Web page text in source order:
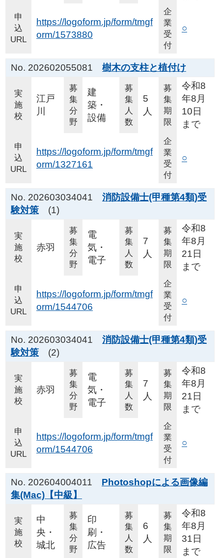
申
込
URL
https://logoform.jp/form/tmgf
orm/1573880
企
業
受
付
○
No. 202602055081 樹木の支柱と植付け
実
施
校
江戸
川
募
集
分
野
建
築・
設備
募
集
人
数
5
人
募
集
期
限
令和8
年8月
10日
まで
申
込
URL
https://logoform.jp/form/tmgf
orm/1327161
企
業
受
付
○
No. 202603034041 消防設備士(甲種第4類)受
験対策 (1)
実
施
校
赤羽
募
集
分
野
電
気・
電子
募
集
人
数
7
人
募
集
期
限
令和8
年8月
21日
まで
申
込
URL
https://logoform.jp/form/tmgf
orm/1544706
企
業
受
付
○
No. 202603034041 消防設備士(甲種第4類)受
験対策 (2)
実
施
校
赤羽
募
集
分
野
電
気・
電子
募
集
人
数
7
人
募
集
期
限
令和8
年8月
21日
まで
申
込
URL
https://logoform.jp/form/tmgf
orm/1544706
企
業
受
付
○
No. 202604004011 Photoshopによる画像編
集(Mac)【中級】
実
施
校
中
央・
城北
募
集
分
野
印
刷・
広告
募
集
人
数
6
人
募
集
期
限
令和8
年8月
31日
まで